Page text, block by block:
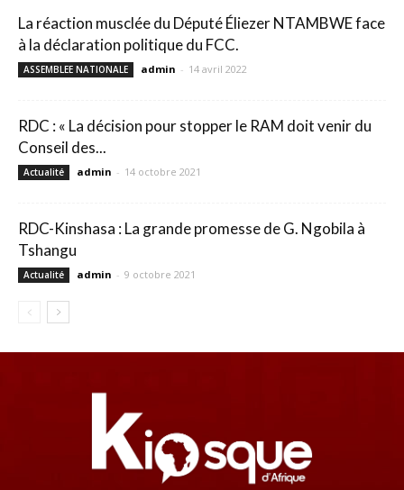
La réaction musclée du Député Éliezer NTAMBWE face
à la déclaration politique du FCC.
ASSEMBLEE NATIONALE admin - 14 avril 2022
RDC : « La décision pour stopper le RAM doit venir du
Conseil des...
Actualité admin - 14 octobre 2021
RDC-Kinshasa : La grande promesse de G. Ngobila à
Tshangu
Actualité admin - 9 octobre 2021